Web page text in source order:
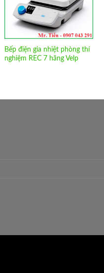
Bếp điện gia nhiệt phòng thí
nghiệm REC 7 hãng Velp